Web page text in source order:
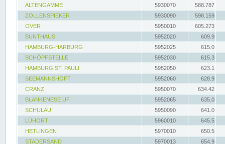
ALTENGAMME
5930070
588.787
ZOLLENSPIEKER
5930090
598.159
OVER
5950010
605.273
BUNTHAUS
5952020
609.9
HAMBURG-HARBURG
5952025
615.0
SCHÖPFSTELLE
5952030
615.3
HAMBURG ST. PAULI
5952050
623.1
SEEMANNSHÖFT
5952060
628.9
CRANZ
5950070
634.42
BLANKENESE UF
5952065
635.0
SCHULAU
5950090
641.0
LÜHORT
5960010
645.5
HETLINGEN
5970010
650.5
STADERSAND
5970013
654.9